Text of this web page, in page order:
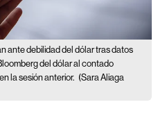
ante debilidad del dólar tras datos
del dólar al contado
la sesión anterior. (Sara Aliaga